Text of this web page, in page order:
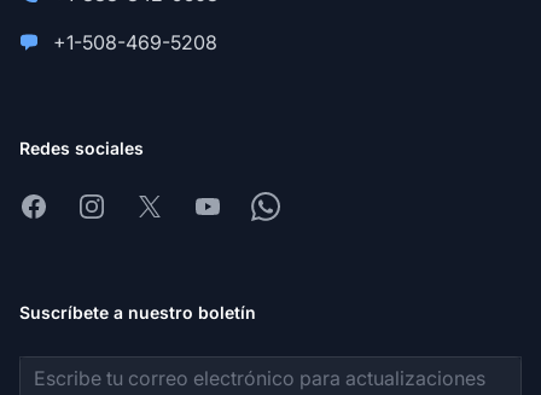
+1-508-469-5208
Redes sociales
FacebookInstagram
X YoutubeWhatsapp
Suscríbete a nuestro boletín
Dirección de correo electrónico